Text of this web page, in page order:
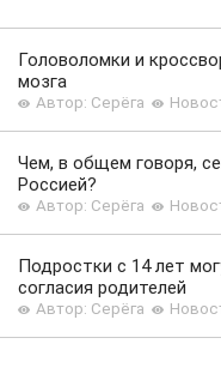
Головоломки и
мозга
Автор: Серёга
Чем, в общем говоря,
Россией?
Автор: Серёга
Подростки с 14 лет
согласия родителей
Автор: Серёга